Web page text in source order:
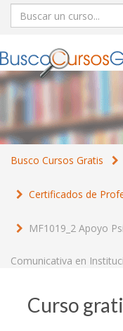
Busco Cursos Gratis
Certificados de
MF1019_2 Apoyo
Comunicativa en
Curso